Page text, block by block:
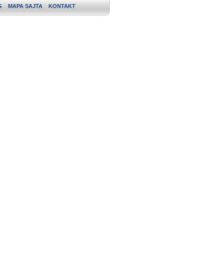
MAPA SAJTA KONTAKT